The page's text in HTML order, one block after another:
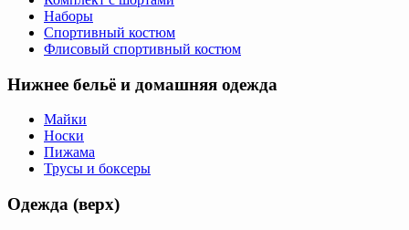
Наборы
Спортивный костюм
Флисовый спортивный костюм
Нижнее бельё и домашняя одежда
Майки
Носки
Пижама
Трусы и боксеры
Одежда (верх)